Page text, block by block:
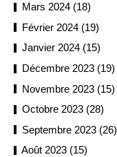
Mars 2024 (18)
Février 2024 (19)
Janvier 2024 (15)
Décembre 2023 (19)
Novembre 2023 (15)
Octobre 2023 (28)
Septembre 2023 (26)
Août 2023 (15)